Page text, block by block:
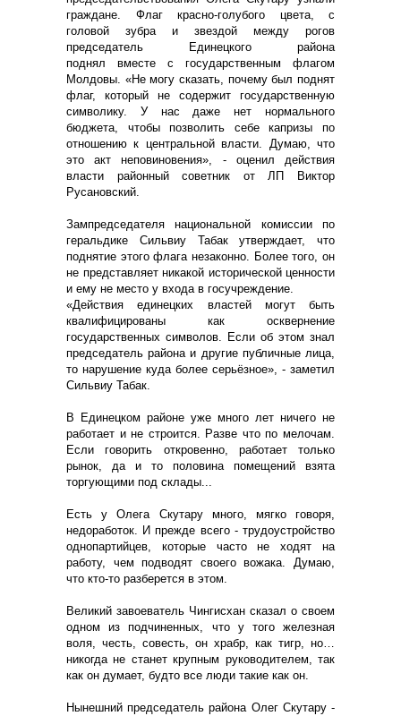
граждане. Флаг красно-голубого цвета, с
головой зубра и звездой между рогов
председатель Единецкого района
поднял вместе с государственным флагом
Молдовы. «Не могу сказать, почему был поднят
флаг, который не содержит государственную
символику. У нас даже нет нормального
бюджета, чтобы позволить себе капризы по
отношению к центральной власти. Думаю, что
это акт неповиновения», - оценил действия
власти районный советник от ЛП Виктор
Русановский.
Зампредседателя национальной комиссии по
геральдике Сильвиу Табак утверждает, что
поднятие этого флага незаконно. Более того, он
не представляет никакой исторической ценности
и ему не место у входа в госучреждение.
«Действия единецких властей могут быть
квалифицированы как осквернение
государственных символов. Если об этом знал
председатель района и другие публичные лица,
то нарушение куда более серьёзное», - заметил
Сильвиу Табак.
В Единецком районе уже много лет ничего не
работает и не строится. Разве что по мелочам.
Если говорить откровенно, работает только
рынок, да и то половина помещений взята
торгующими под склады...
Есть у Олега Скутару много, мягко говоря,
недоработок. И прежде всего - трудоустройство
однопартийцев, которые часто не ходят на
работу, чем подводят своего вожака. Думаю,
что кто-то разберется в этом.
Великий завоеватель Чингисхан сказал о своем
одном из подчиненных, что у того железная
воля, честь, совесть, он храбр, как тигр, но…
никогда не станет крупным руководителем, так
как он думает, будто все люди такие как он.
Нынешний председатель района Олег Скутару -